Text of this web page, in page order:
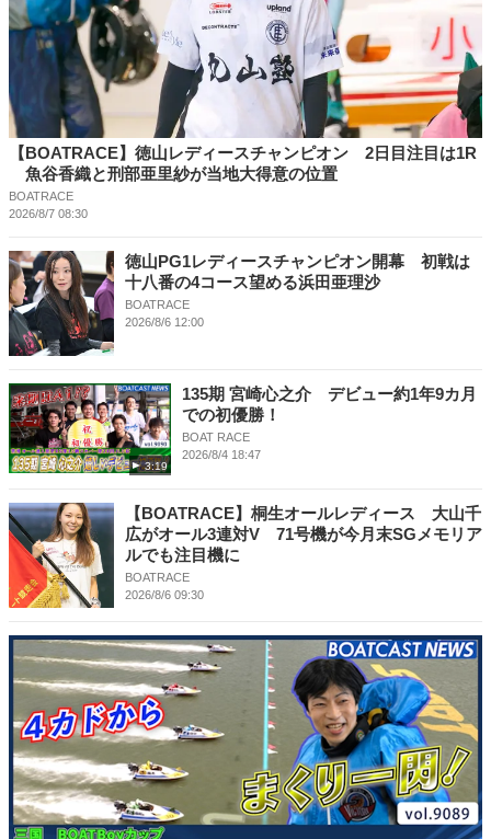
【BOATRACE】徳山レディースチャンピオン 2日目注目は1R
魚谷香織と刑部亜里紗が当地大得意の位置
BOATRACE
2026/8/7 08:30
徳山PG1レディースチャンピオン開幕 初戦は
十八番の4コース望める浜田亜理沙
BOATRACE
2026/8/6 12:00
3:19
135期 宮崎心之介 デビュー約1年9カ月
での初優勝！
BOAT RACE
2026/8/4 18:47
【BOATRACE】桐生オールレディース 大山千
広がオール3連対V 71号機が今月末SGメモリア
ルでも注目機に
BOATRACE
2026/8/6 09:30